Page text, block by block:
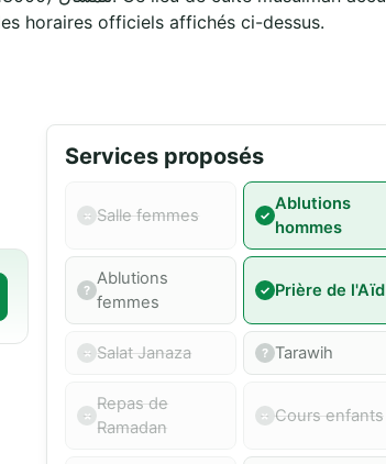
horaires officiels affichés ci-dessus.
Services proposés
Salle femmes
Ablutions
hommes
Ablutions
femmes
Prière de l'Aïd
Salat Janaza Tarawih
Repas de
Ramadan
Cours enfants